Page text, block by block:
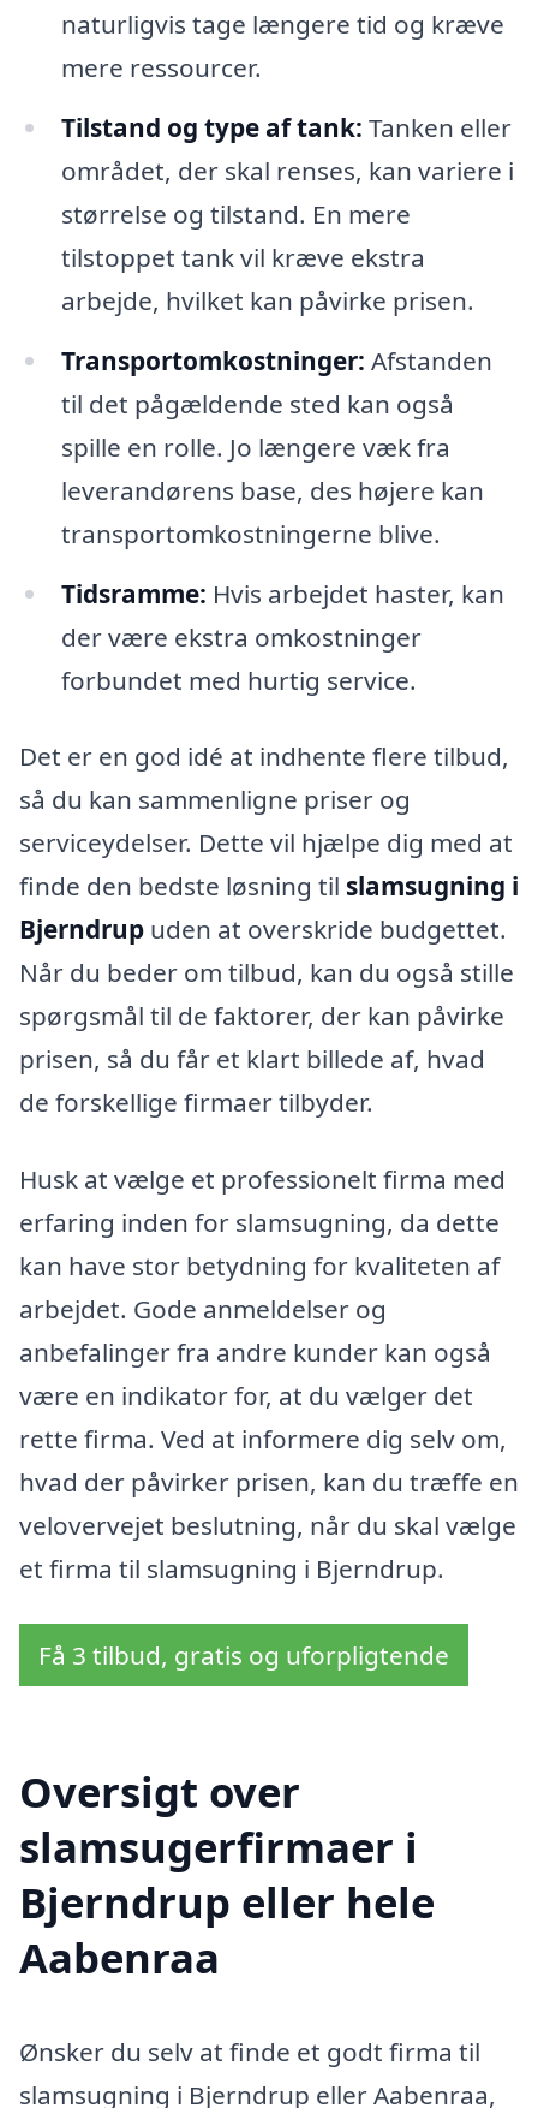
naturligvis tage længere tid og kræve
mere ressourcer.
Tilstand og type af tank: Tanken eller
området, der skal renses, kan variere i
størrelse og tilstand. En mere
tilstoppet tank vil kræve ekstra
arbejde, hvilket kan påvirke prisen.
Transportomkostninger: Afstanden
til det pågældende sted kan også
spille en rolle. Jo længere væk fra
leverandørens base, des højere kan
transportomkostningerne blive.
Tidsramme: Hvis arbejdet haster, kan
der være ekstra omkostninger
forbundet med hurtig service.
Det er en god idé at indhente flere tilbud,
så du kan sammenligne priser og
serviceydelser. Dette vil hjælpe dig med at
finde den bedste løsning til slamsugning i
Bjerndrup uden at overskride budgettet.
Når du beder om tilbud, kan du også stille
spørgsmål til de faktorer, der kan påvirke
prisen, så du får et klart billede af, hvad
de forskellige firmaer tilbyder.
Husk at vælge et professionelt firma med
erfaring inden for slamsugning, da dette
kan have stor betydning for kvaliteten af
arbejdet. Gode anmeldelser og
anbefalinger fra andre kunder kan også
være en indikator for, at du vælger det
rette firma. Ved at informere dig selv om,
hvad der påvirker prisen, kan du træffe en
velovervejet beslutning, når du skal vælge
et firma til slamsugning i Bjerndrup.
Få 3 tilbud, gratis og uforpligtende
Oversigt over
slamsugerfirmaer i
Bjerndrup eller hele
Aabenraa
Ønsker du selv at finde et godt firma til
slamsugning i Bjerndrup eller Aabenraa,